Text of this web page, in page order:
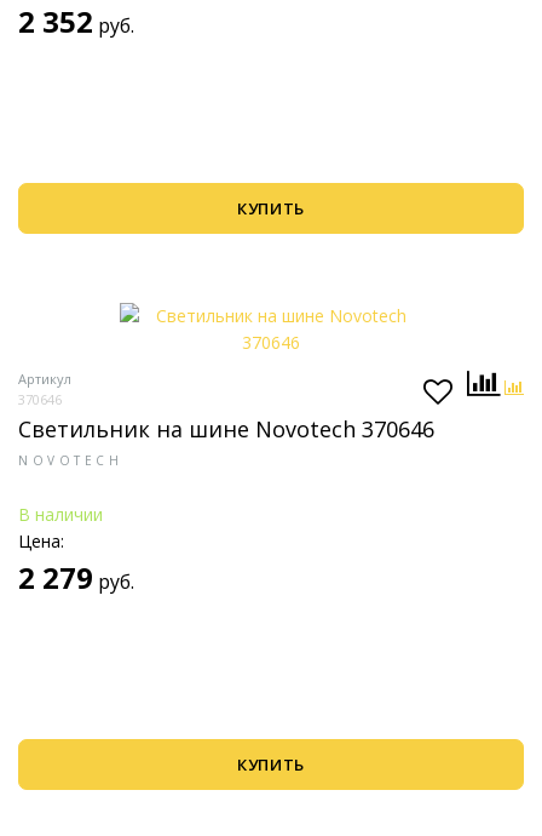
2 352 руб.
КУПИТЬ
Артикул
370646
Светильник на шине Novotech 370646
NOVOTECH
В наличии
Цена:
2 279 руб.
КУПИТЬ